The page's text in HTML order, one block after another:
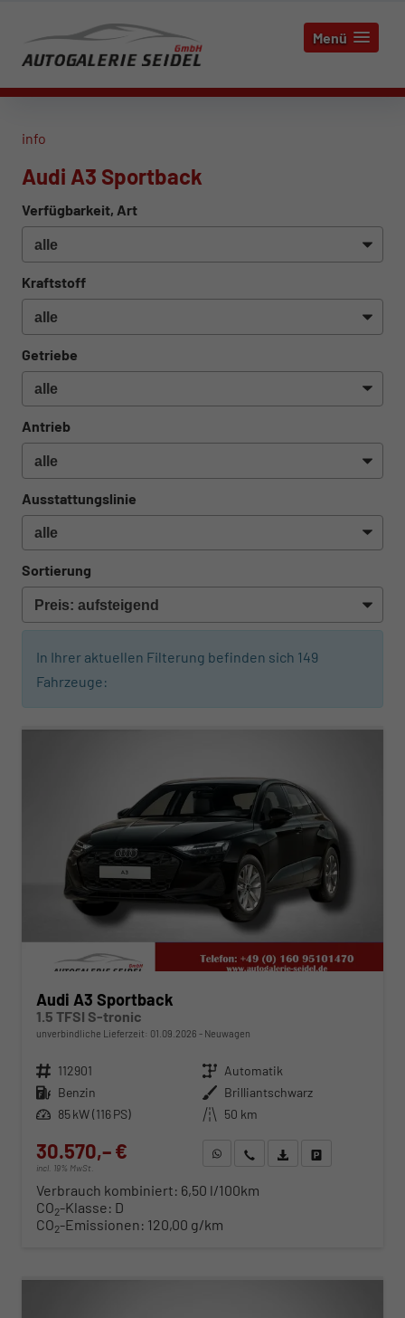
Menü
info
Audi A3 Sportback
Verfügbarkeit, Art
Kraftstoff
Getriebe
Antrieb
Ausstattungslinie
Sortierung
In Ihrer aktuellen Filterung befinden sich 149
Fahrzeuge:
ab 310,– € mtl.
Audi A3 Sportback
1.5 TFSI S-tronic
unverbindliche Lieferzeit: 01.09.2026 Neuwagen
Fahrzeugnr. 112901 Getriebe Automatik
Kraftstoff Benzin Außenfarbe Brilliantschwarz
Leistung 85 kW (116 PS) Kilometerstand 50 km
30.570,– €
incl. 19% MwSt.
WhatsApp anfragen
Wir rufen Sie anFahrzeugexposé (PDF)
Verbrauch kombiniert: 6,50 l/100km
CO2-Klasse: D
CO2-Emissionen: 120,00 g/km